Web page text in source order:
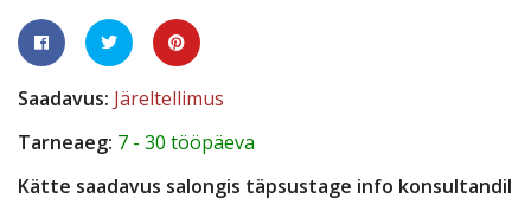
Saadavus: Järeltellimus
Tarneaeg: 7 - 30 tööpäeva
Kätte saadavus salongis täpsustage info konsultandil